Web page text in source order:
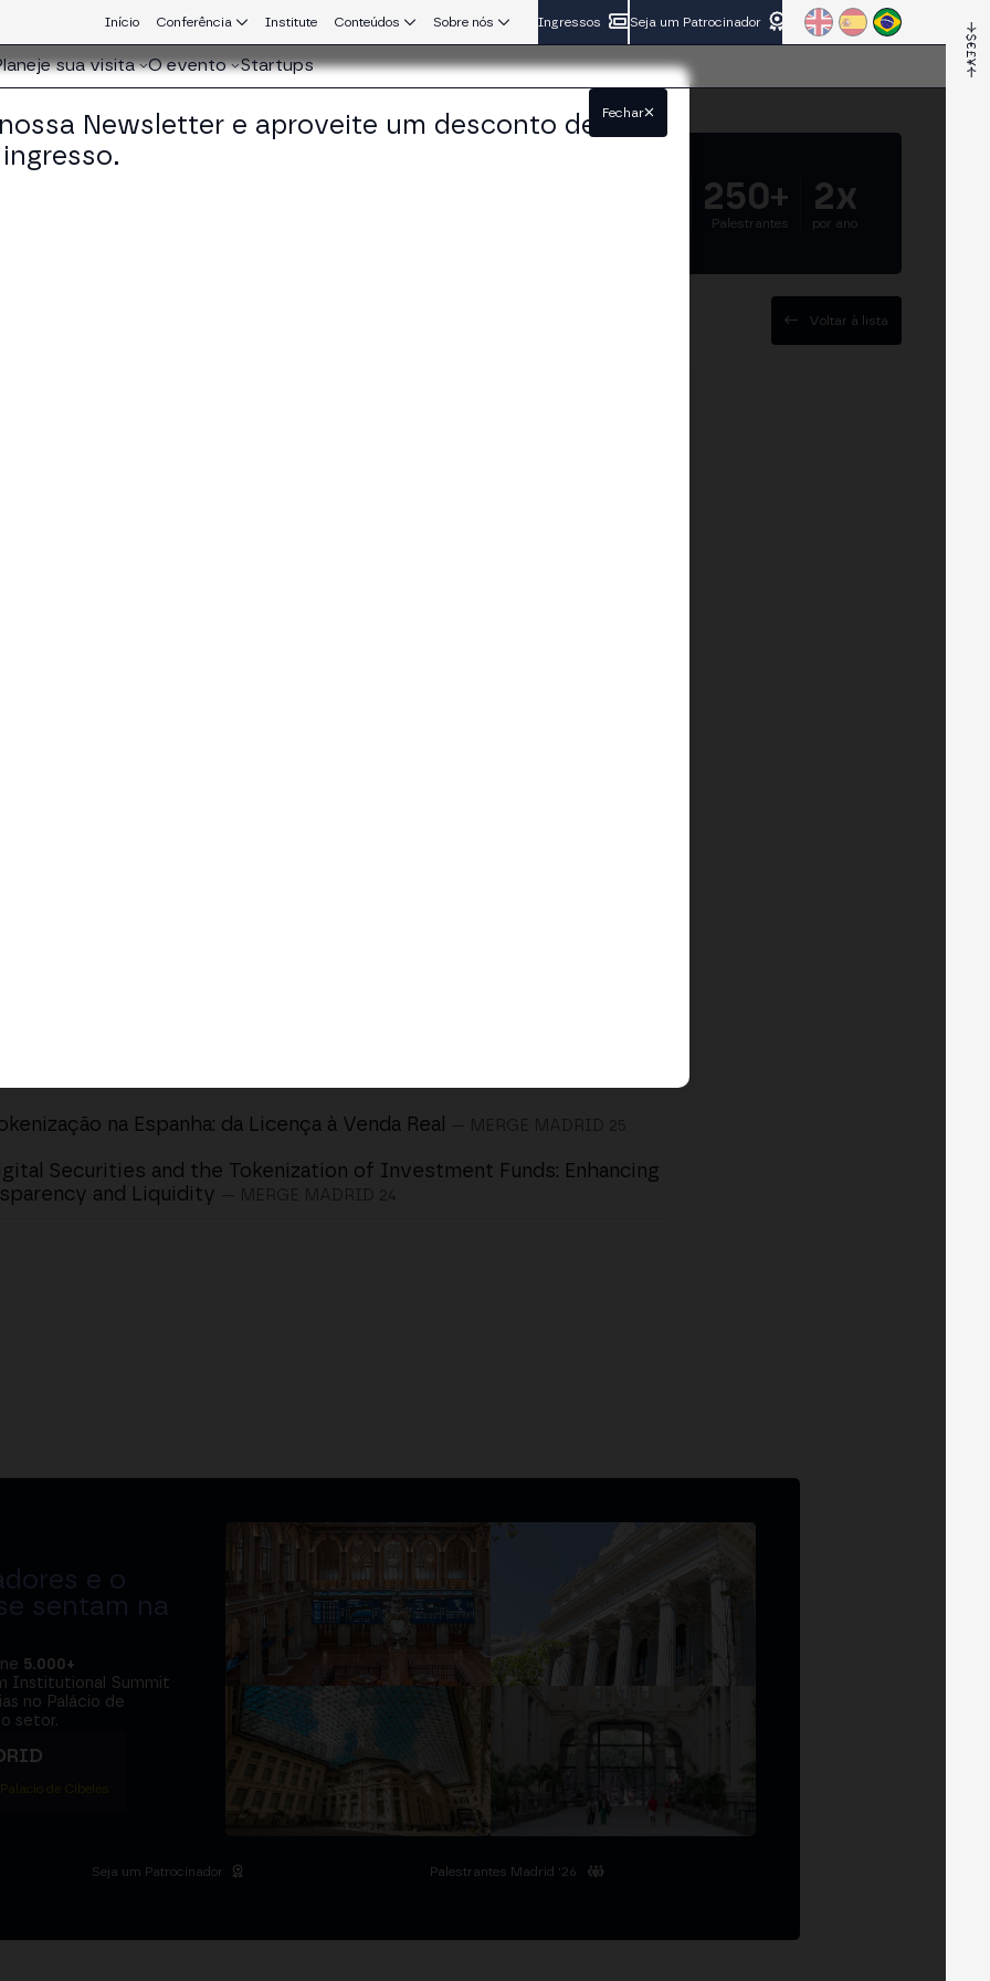
Início Conferência Institute Conteúdos Sobre nós Ingressos Seja um Patrocinador
sua visita O evento Startups
250+
Palestrantes
2x
por ano
Voltar à lista
na Espanha: da Licença à Venda Real
Securities and the Tokenization of Investment Funds: Enhancing
and Liquidity
e o
sentam na
5.000+
Institutional Summit
no Palácio de
setor.
de Cibeles
Seja um Patrocinador Palestrantes Madrid '26
Newsletter e aproveite um desconto de
Fechar